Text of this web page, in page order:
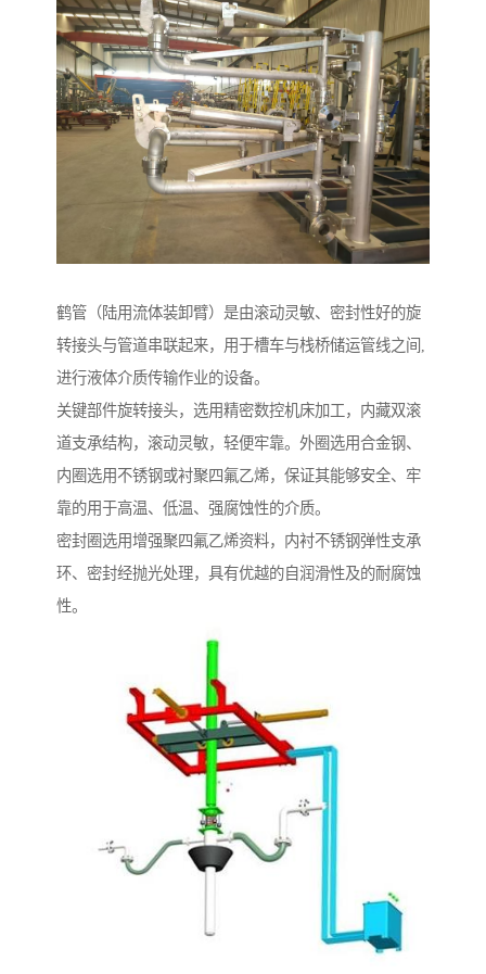
鹤管（陆用流体装卸臂）是由滚动灵敏、密封性好的旋
转接头与管道串联起来，用于槽车与栈桥储运管线之间,
进行液体介质传输作业的设备。
关键部件旋转接头，选用精密数控机床加工，内藏双滚
道支承结构，滚动灵敏，轻便牢靠。外圈选用合金钢、
内圈选用不锈钢或衬聚四氟乙烯，保证其能够安全、牢
靠的用于高温、低温、强腐蚀性的介质。
密封圈选用增强聚四氟乙烯资料，内衬不锈钢弹性支承
环、密封经抛光处理，具有优越的自润滑性及的耐腐蚀
性。